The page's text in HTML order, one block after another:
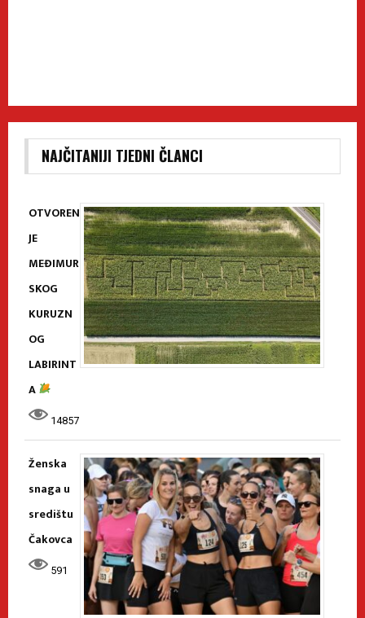
NAJČITANIJI TJEDNI ČLANCI
OTVOREN
JE
MEĐIMUR
SKOG
KURUZN
OG
LABIRINT
A
14857
Ženska
snaga u
središtu
Čakovca
591